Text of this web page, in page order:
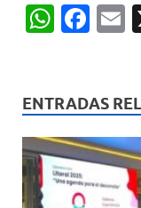
W
s
A
p
p
F
b
o
o
k
E
ENTRADAS